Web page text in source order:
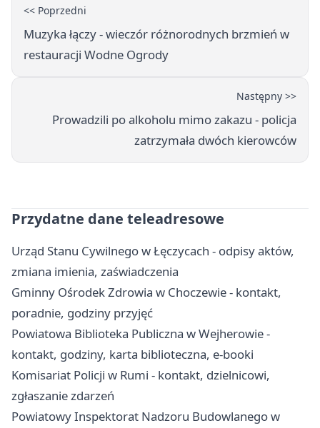
<< Poprzedni
Muzyka łączy - wieczór różnorodnych brzmień w
restauracji Wodne Ogrody
Następny >>
Prowadzili po alkoholu mimo zakazu - policja
zatrzymała dwóch kierowców
Przydatne dane teleadresowe
Urząd Stanu Cywilnego w Łęczycach - odpisy aktów,
zmiana imienia, zaświadczenia
Gminny Ośrodek Zdrowia w Choczewie - kontakt,
poradnie, godziny przyjęć
Powiatowa Biblioteka Publiczna w Wejherowie -
kontakt, godziny, karta biblioteczna, e-booki
Komisariat Policji w Rumi - kontakt, dzielnicowi,
zgłaszanie zdarzeń
Powiatowy Inspektorat Nadzoru Budowlanego w